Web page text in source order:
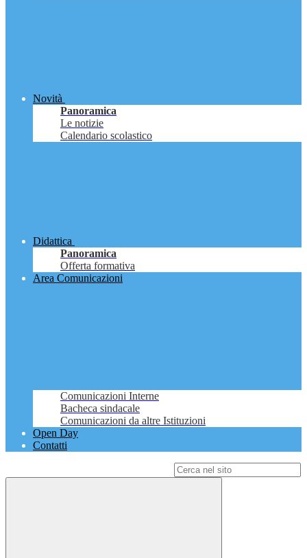
Novità
Panoramica
Le notizie
Calendario scolastico
Didattica
Panoramica
Offerta formativa
Area Comunicazioni
Comunicazioni Interne
Bacheca sindacale
Comunicazioni da altre Istituzioni
Open Day
Contatti